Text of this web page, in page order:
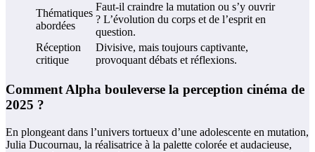
Thématiques
abordées
Faut-il craindre la mutation ou s’y ouvrir
? L’évolution du corps et de l’esprit en
question.
Réception
critique
Divisive, mais toujours captivante,
provoquant débats et réflexions.
Comment Alpha bouleverse la perception cinéma de
2025 ?
En plongeant dans l’univers tortueux d’une adolescente en mutation,
Julia Ducournau, la réalisatrice à la palette colorée et audacieuse,